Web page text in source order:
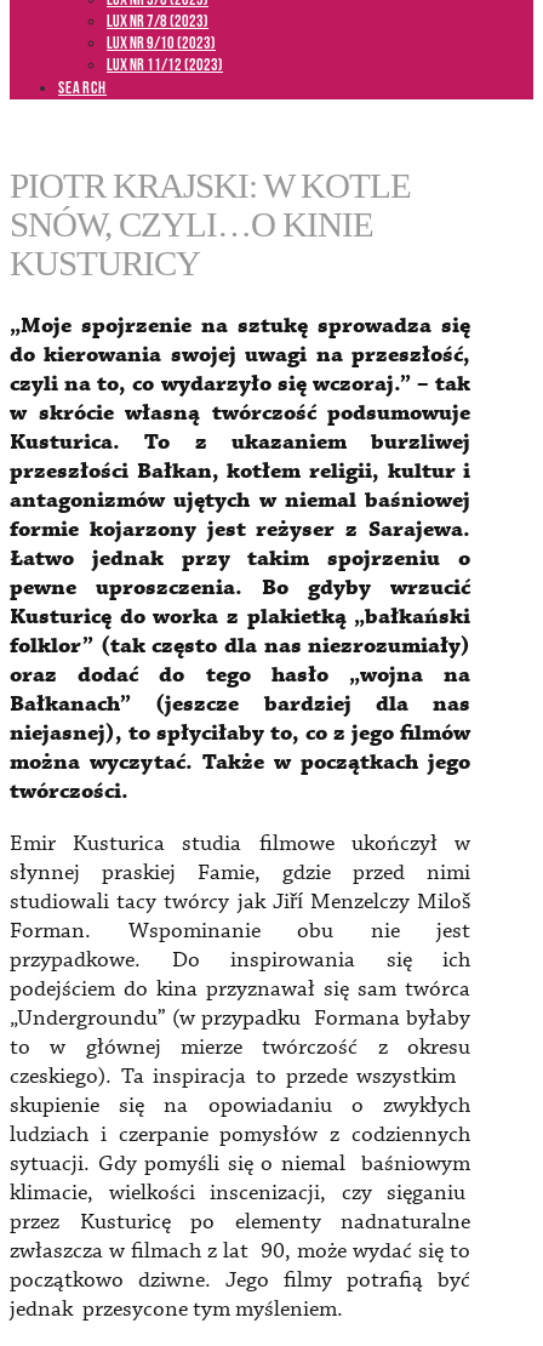
LUX NR 7/8 (2023)
LUX NR 9/10 (2023)
LUX NR 11/12 (2023)
SEARCH
PIOTR KRAJSKI: W KOTLE
SNÓW, CZYLI…O KINIE
KUSTURICY
„Moje spojrzenie na sztukę sprowadza się
do kierowania swojej uwagi na przeszłość,
czyli na to, co wydarzyło się wczoraj.” – tak
w skrócie własną twórczość podsumowuje
Kusturica. To z ukazaniem burzliwej
przeszłości Bałkan, kotłem religii, kultur i
antagonizmów ujętych w niemal baśniowej
formie kojarzony jest reżyser z Sarajewa.
Łatwo jednak przy takim spojrzeniu o
pewne uproszczenia. Bo gdyby wrzucić
Kusturicę do worka z plakietką „bałkański
folklor” (tak często dla nas niezrozumiały)
oraz dodać do tego hasło „wojna na
Bałkanach” (jeszcze bardziej dla nas
niejasnej), to spłyciłaby to, co z jego filmów
można wyczytać. Także w początkach jego
twórczości.
Emir Kusturica studia filmowe ukończył w
słynnej praskiej Famie, gdzie przed nimi
studiowali tacy twórcy jak Jiří Menzelczy Miloš
Forman. Wspominanie obu nie jest
przypadkowe. Do inspirowania się ich
podejściem do kina przyznawał się sam twórca
„Undergroundu” (w przypadku Formana byłaby
to w głównej mierze twórczość z okresu
czeskiego). Ta inspiracja to przede wszystkim
skupienie się na opowiadaniu o zwykłych
ludziach i czerpanie pomysłów z codziennych
sytuacji. Gdy pomyśli się o niemal baśniowym
klimacie, wielkości inscenizacji, czy sięganiu
przez Kusturicę po elementy nadnaturalne
zwłaszcza w filmach z lat 90, może wydać się to
początkowo dziwne. Jego filmy potrafią być
jednak przesycone tym myśleniem.